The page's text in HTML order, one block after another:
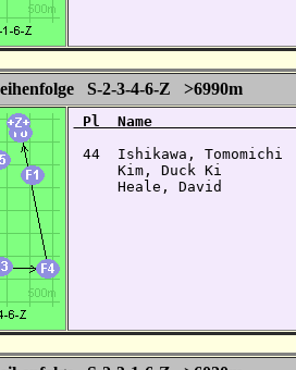
S-2-3-4-6-Z >6990m
Pl  Name
44  Ishikawa,
Kim, Duck Ki
Heale, David